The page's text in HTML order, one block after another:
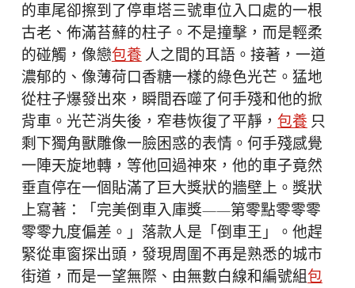
的車尾卻擦到了停車塔三號車位入口處的一根
古老、佈滿苔蘚的柱子。不是撞擊，而是輕柔
的碰觸，像戀包養 人之間的耳語。接著，一道
濃郁的、像薄荷口香糖一樣的綠色光芒。猛地
從柱子爆發出來，瞬間吞噬了何手殘和他的掀
背車。光芒消失後，窄巷恢復了平靜， 包養 只
剩下獨角獸雕像一臉困惑的表情。何手殘感覺
一陣天旋地轉，等他回過神來，他的車子竟然
垂直停在一個貼滿了巨大獎狀的牆壁上。獎狀
上寫著：「完美倒車入庫獎——第零點零零零
零零九度偏差。」落款人是「倒車王」。他趕
緊從車窗探出頭，發現周圍不再是熟悉的城市
街道，而是一望無際、由無數白線和編號組包